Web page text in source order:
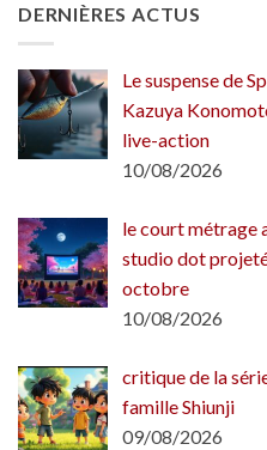
DERNIÈRES ACTUS
Le suspense de
Kazuya
live-action
10/08/2026
le court métrage
studio dot
octobre
10/08/2026
critique de la
famille Shiunji
09/08/2026